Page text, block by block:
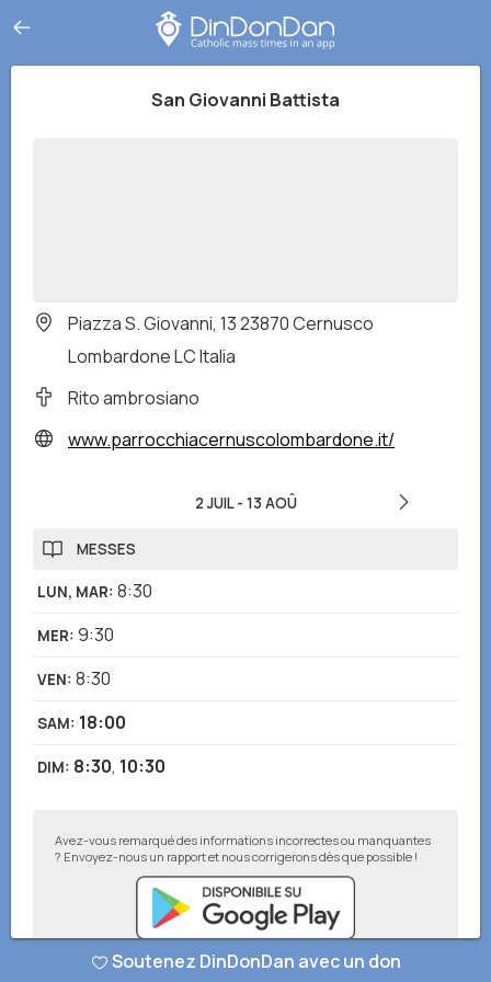
San Giovanni Battista
Piazza S. Giovanni, 13 23870 Cernusco
Lombardone LC Italia
Rito ambrosiano
www.parrocchiacernuscolombardone.it/
2 JUIL- 13 AOÛ
MESSES
LUN, MAR: 8:30
MER: 9:30
VEN: 8:30
SAM: 18:00
DIM: 8:30, 10:30
Avez-vous remarqué des informations incorrectes ou manquantes
? Envoyez-nous un rapport et nous corrigerons dès que possible !
Soutenez DinDonDan avec un don